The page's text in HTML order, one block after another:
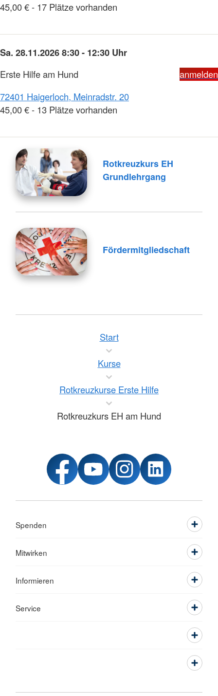
45,00 € - 17 Plätze vorhanden
Sa. 28.11.2026 8:30 - 12:30 Uhr
Erste Hilfe am Hund
anmelden
72401 Haigerloch, Meinradstr. 20
45,00 € - 13 Plätze vorhanden
Rotkreuzkurs EH
Grundlehrgang
Fördermitgliedschaft
Start
Kurse
Rotkreuzkurse Erste Hilfe
Rotkreuzkurs EH am Hund
Spenden
Mitwirken
Informieren
Service